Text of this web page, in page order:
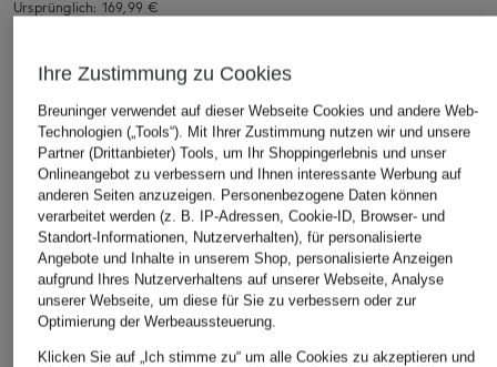
Ursprünglich: 169,99 €
ÄHNLICHE ARTIKEL ENTDECKEN
Ihre Zustimmung zu Cookies
Breuninger verwendet auf dieser Webseite Cookies und andere Web-
Technologien („Tools“). Mit Ihrer Zustimmung nutzen wir und unsere
Partner (Drittanbieter) Tools, um Ihr Shoppingerlebnis und unser
Onlineangebot zu verbessern und Ihnen interessante Werbung auf
anderen Seiten anzuzeigen. Personenbezogene Daten können
verarbeitet werden (z. B. IP-Adressen, Cookie-ID, Browser- und
Standort-Informationen, Nutzerverhalten), für personalisierte
Angebote und Inhalte in unserem Shop, personalisierte Anzeigen
aufgrund Ihres Nutzerverhaltens auf unserer Webseite, Analyse
unserer Webseite, um diese für Sie zu verbessern oder zur
Optimierung der Werbeaussteuerung.
Klicken Sie auf „Ich stimme zu“ um alle Cookies zu akzeptieren und